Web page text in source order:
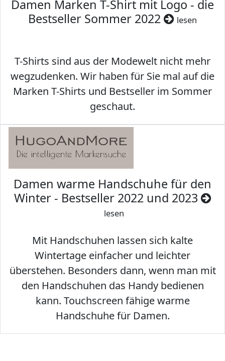
Damen Marken T-Shirt mit Logo - die
Bestseller Sommer 2022
lesen
T-Shirts sind aus der Modewelt nicht mehr
wegzudenken. Wir haben für Sie mal auf die
Marken T-Shirts und Bestseller im Sommer
geschaut.
Damen warme Handschuhe für den
Winter - Bestseller 2022 und 2023
lesen
Mit Handschuhen lassen sich kalte
Wintertage einfacher und leichter
überstehen. Besonders dann, wenn man mit
den Handschuhen das Handy bedienen
kann. Touchscreen fähige warme
Handschuhe für Damen.